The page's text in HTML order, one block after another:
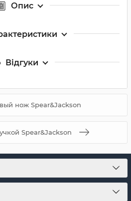
Опис
Відгуки
нож Spear&Jackson
Spear&Jackson